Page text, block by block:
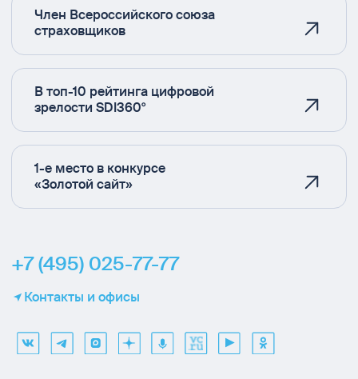
Член Всероссийского союза
страховщиков
В топ-10 рейтинга цифровой
зрелости SDI360°
1-е место в конкурсе
«Золотой сайт»
+7 (495) 025-77-77
Контакты и офисы